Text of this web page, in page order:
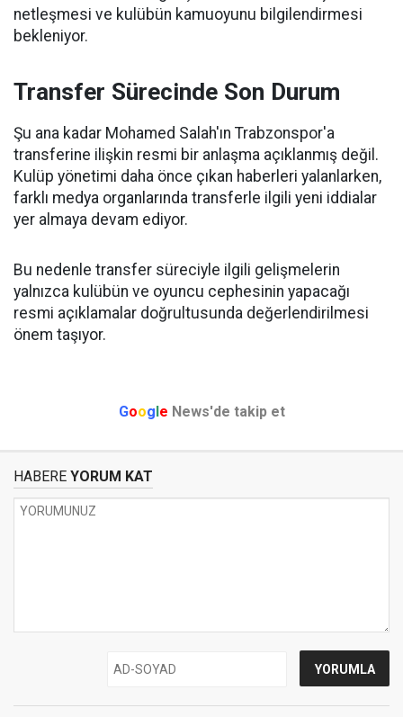
netleşmesi ve kulübün kamuoyunu bilgilendirmesi
bekleniyor.
Transfer Sürecinde Son Durum
Şu ana kadar Mohamed Salah'ın Trabzonspor'a
transferine ilişkin resmi bir anlaşma açıklanmış değil.
Kulüp yönetimi daha önce çıkan haberleri yalanlarken,
farklı medya organlarında transferle ilgili yeni iddialar
yer almaya devam ediyor.
Bu nedenle transfer süreciyle ilgili gelişmelerin
yalnızca kulübün ve oyuncu cephesinin yapacağı
resmi açıklamalar doğrultusunda değerlendirilmesi
önem taşıyor.
Google News'de takip et
HABERE YORUM KAT